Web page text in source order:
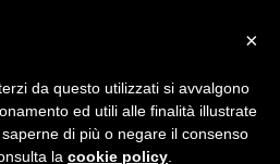
I SASSI, CHE
×
da questo utilizzati si avvalgono
ed utili alle finalità illustrate
di più o negare il consenso
la cookie policy